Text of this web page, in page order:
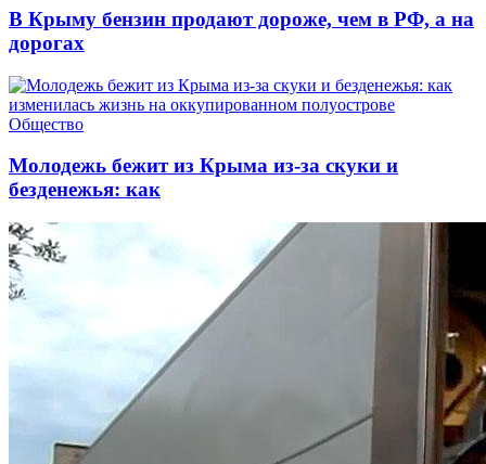
В Крыму бензин продают дороже, чем в РФ, а на
дорогах
Общество
Молодежь бежит из Крыма из-за скуки и
безденежья: как